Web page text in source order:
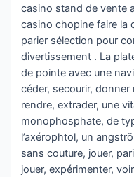
casino stand de vente
casino chopine faire la
parier sélection pour
divertissement . La
de pointe avec une
céder, secourir, donner
rendre, extrader, une
monophosphate, de
l’axérophtol, un
sans couture, jouer,
jouer, expérimenter,